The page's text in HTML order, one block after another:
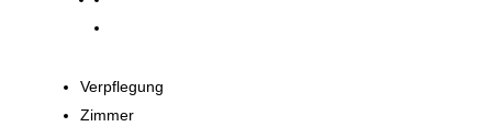
Verpflegung
Zimmer